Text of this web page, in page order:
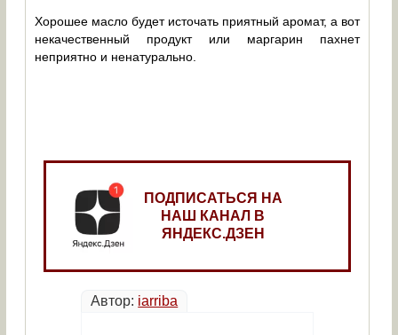
Хорошее масло будет источать приятный аромат, а вот
некачественный продукт или маргарин пахнет
неприятно и ненатурально.
ПОДПИСАТЬСЯ НА
НАШ КАНАЛ В
ЯНДЕКС.ДЗЕН
Автор: iarriba